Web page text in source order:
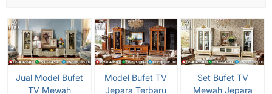
Jual Model Bufet
TV Mewah
Model Bufet TV
Jepara Terbaru
Set Bufet TV
Mewah Jepara